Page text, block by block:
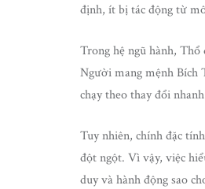
định, ít bị tác động từ
Trong hệ ngũ hành,
Người mang mệnh Bích
chạy theo thay đổi
Tuy nhiên, chính đặc
đột ngột. Vì vậy, việc
duy và hành động sao